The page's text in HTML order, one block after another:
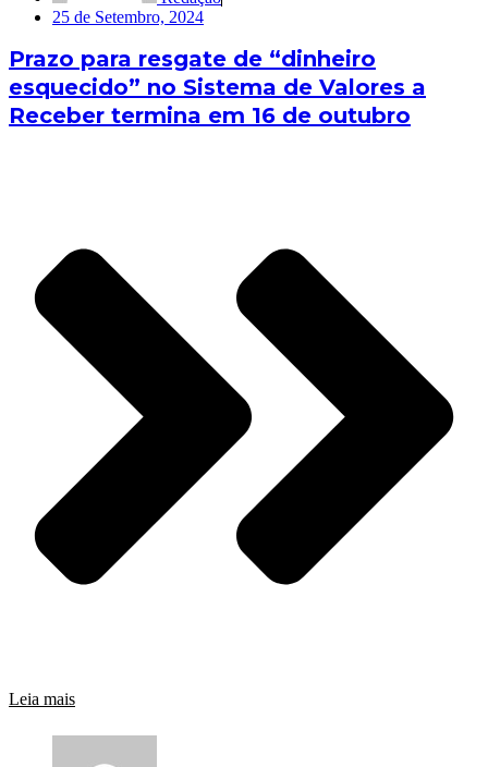
25 de Setembro, 2024
Prazo para resgate de “dinheiro
esquecido” no Sistema de Valores a
Receber termina em 16 de outubro
Leia mais